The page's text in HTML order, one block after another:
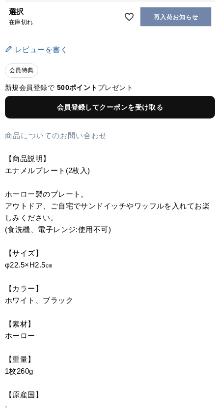
選択
在庫切れ
再入荷お知らせ
レビューを書く
会員特典
新規会員登録で 500ポイント プレゼント
会員登録してクーポンを受け取る
商品についてのお問い合わせ
【商品説明】
エナメルプレート(2枚入)
ホーロー製のプレート。
アウトドア、ご自宅でサンドイッチやワッフルを入れてお楽
しみください。
(食洗機、電子レンジ:使用不可)
【サイズ】
φ22.5×H2.5㎝
【カラー】
ホワイト、ブラック
【素材】
ホーロー
【重量】
1枚260g
【原産国】
-